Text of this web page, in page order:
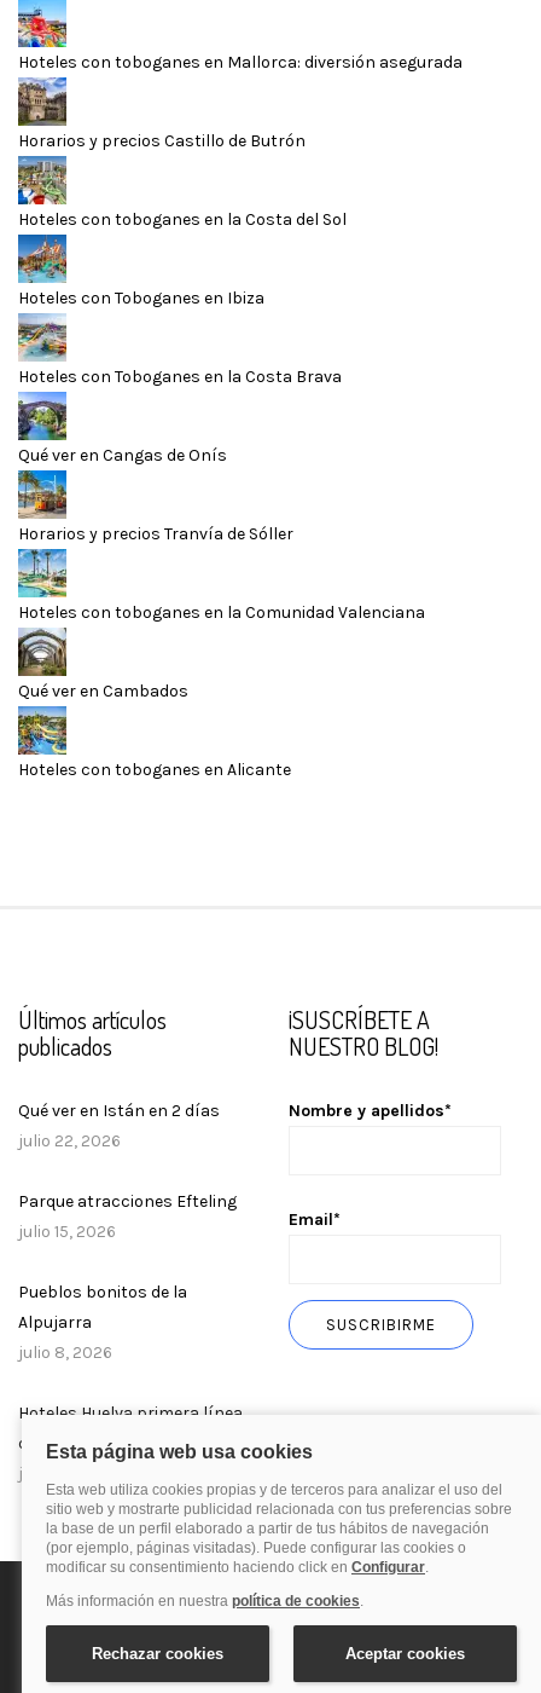
Hoteles con toboganes en Mallorca: diversión asegurada
Horarios y precios Castillo de Butrón
Hoteles con toboganes en la Costa del Sol
Hoteles con Toboganes en Ibiza
Hoteles con Toboganes en la Costa Brava
Qué ver en Cangas de Onís
Horarios y precios Tranvía de Sóller
Hoteles con toboganes en la Comunidad Valenciana
Qué ver en Cambados
Hoteles con toboganes en Alicante
Últimos artículos
publicados
Qué ver en Istán en 2 días
julio 22, 2026
Parque atracciones Efteling
julio 15, 2026
Pueblos bonitos de la
Alpujarra
julio 8, 2026
Hoteles Huelva primera línea
de playa
julio 1, 2026
¡SUSCRÍBETE A
NUESTRO BLOG!
Nombre y apellidos*
Email*
© 2025 Blog de quehoteles.com. Todos los derechos reservados.